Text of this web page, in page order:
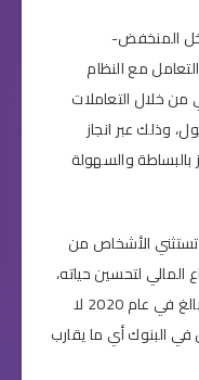
المنخفض-
مع النظام
من خلال التعاملات
وذلك عبر انجاز
بالبساطة والسهولة
تستثني الأشخاص من
لتحسين حياته،
بالغ في عام 2020 لا
البنوك أي ما يقارب